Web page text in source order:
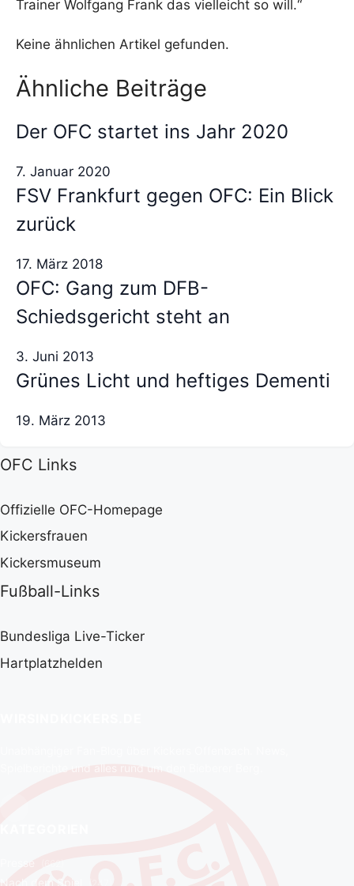
Trainer Wolfgang Frank das vielleicht so will.“
Keine ähnlichen Artikel gefunden.
Ähnliche Beiträge
Der OFC startet ins Jahr 2020
7. Januar 2020
FSV Frankfurt gegen OFC: Ein Blick
zurück
17. März 2018
OFC: Gang zum DFB-
Schiedsgericht steht an
3. Juni 2013
Grünes Licht und heftiges Dementi
19. März 2013
OFC Links
Offizielle OFC-Homepage
Kickersfrauen
Kickersmuseum
Fußball-Links
Bundesliga Live-Ticker
Hartplatzhelden